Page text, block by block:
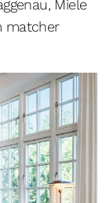
Miele
matcher